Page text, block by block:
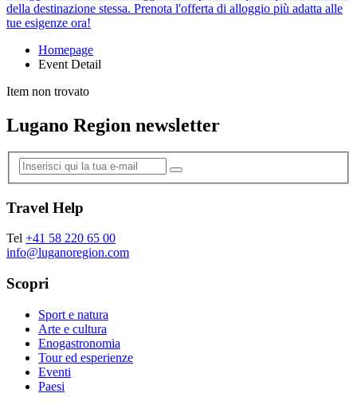
della destinazione stessa. Prenota l'offerta di alloggio più adatta alle
tue esigenze ora!
Homepage
Event Detail
Item non trovato
Lugano Region newsletter
Travel Help
Tel +41 58 220 65 00
info@luganoregion.com
Scopri
Sport e natura
Arte e cultura
Enogastronomia
Tour ed esperienze
Eventi
Paesi